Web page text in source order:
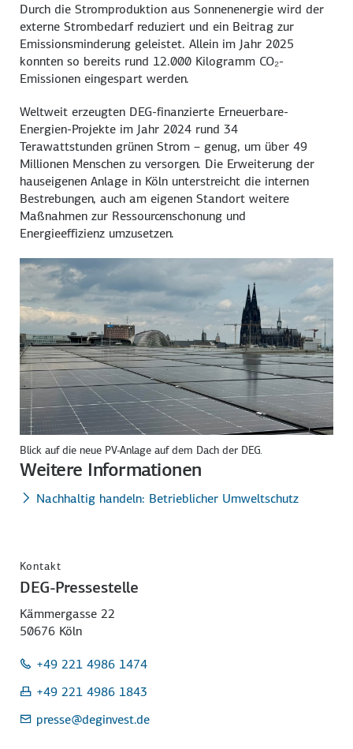
Blick auf die neue PV-Anlage auf dem Dach der DEG.
Durch die Stromproduktion aus Sonnenenergie wird der
externe Strombedarf reduziert und ein Beitrag zur
Emissionsminderung geleistet. Allein im Jahr 2025
konnten so bereits rund 12.000 Kilogramm CO₂-
Emissionen eingespart werden.
Weltweit erzeugten DEG-finanzierte Erneuerbare-
Energien-Projekte im Jahr 2024 rund 34
Terawattstunden grünen Strom – genug, um über 49
Millionen Menschen zu versorgen. Die Erweiterung der
hauseigenen Anlage in Köln unterstreicht die internen
Bestrebungen, auch am eigenen Standort weitere
Maßnahmen zur Ressourcenschonung und
Energieeffizienz umzusetzen.
Weitere Informationen
Nachhaltig handeln: Betrieblicher Umweltschutz
Kontakt
DEG-Pressestelle
Kämmergasse 22
50676 Köln
+49 221 4986 1474
+49 221 4986 1843
presse@deginvest.de